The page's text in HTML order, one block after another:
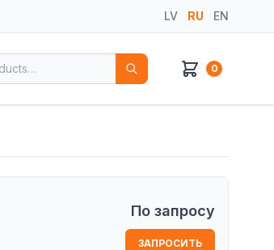
LV RU EN
0
По запросу
ЗАПРОСИТЬ